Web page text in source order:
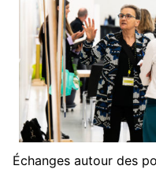
Échanges autour des